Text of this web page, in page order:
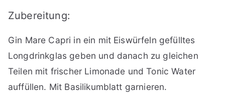
Zubereitung:
Gin Mare Capri in ein mit Eiswürfeln gefülltes
Longdrinkglas geben und danach zu gleichen
Teilen mit frischer Limonade und Tonic Water
auffüllen. Mit Basilikumblatt garnieren.